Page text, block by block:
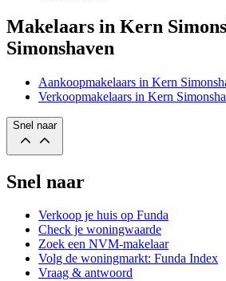
Makelaars in Kern
Simonshaven
Aankoopmakelaars in Kern
Verkoopmakelaars in Kern
Snel naar
Snel naar
Verkoop je huis op Funda
Check je woningwaarde
Zoek een NVM-makelaar
Volg de woningmarkt: Funda Index
Vraag & antwoord